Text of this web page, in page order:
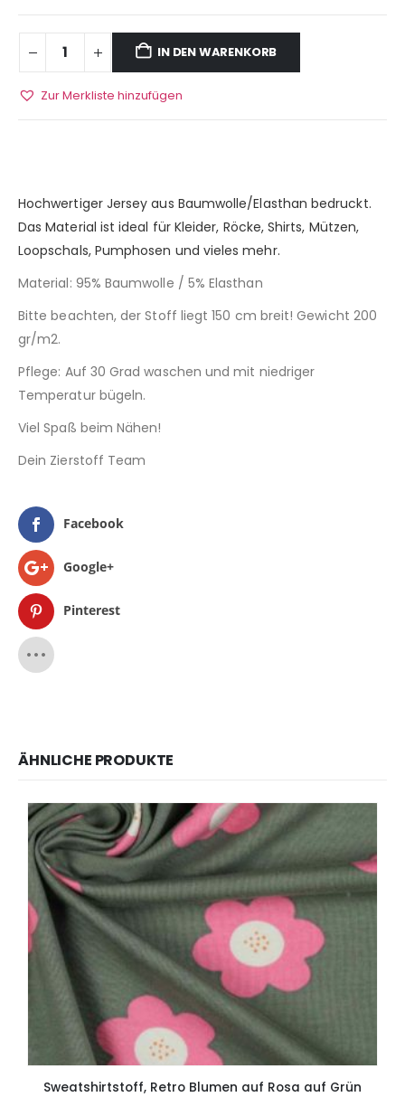
IN DEN WARENKORB
Zur Merkliste hinzufügen
Hochwertiger Jersey aus Baumwolle/Elasthan bedruckt.
Das Material ist ideal für Kleider, Röcke, Shirts, Mützen,
Loopschals, Pumphosen und vieles mehr.
Material: 95% Baumwolle / 5% Elasthan
Bitte beachten, der Stoff liegt 150 cm breit! Gewicht 200
gr/m2.
Pflege: Auf 30 Grad waschen und mit niedriger
Temperatur bügeln.
Viel Spaß beim Nähen!
Dein Zierstoff Team
Facebook
Google+
Pinterest
ÄHNLICHE PRODUKTE
Sweatshirtstoff, Retro Blumen auf Rosa auf Grün